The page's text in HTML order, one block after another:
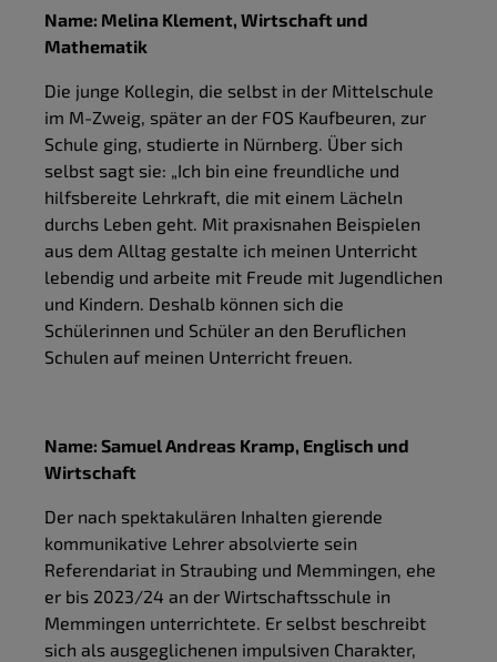
Name: Melina Klement, Wirtschaft und
Mathematik
Die junge Kollegin, die selbst in der Mittelschule
im M-Zweig, später an der FOS Kaufbeuren, zur
Schule ging, studierte in Nürnberg. Über sich
selbst sagt sie: „Ich bin eine freundliche und
hilfsbereite Lehrkraft, die mit einem Lächeln
durchs Leben geht. Mit praxisnahen Beispielen
aus dem Alltag gestalte ich meinen Unterricht
lebendig und arbeite mit Freude mit Jugendlichen
und Kindern. Deshalb können sich die
Schülerinnen und Schüler an den Beruflichen
Schulen auf meinen Unterricht freuen.
Name: Samuel Andreas Kramp, Englisch und
Wirtschaft
Der nach spektakulären Inhalten gierende
kommunikative Lehrer absolvierte sein
Referendariat in Straubing und Memmingen, ehe
er bis 2023/24 an der Wirtschaftsschule in
Memmingen unterrichtete. Er selbst beschreibt
sich als ausgeglichenen impulsiven Charakter,